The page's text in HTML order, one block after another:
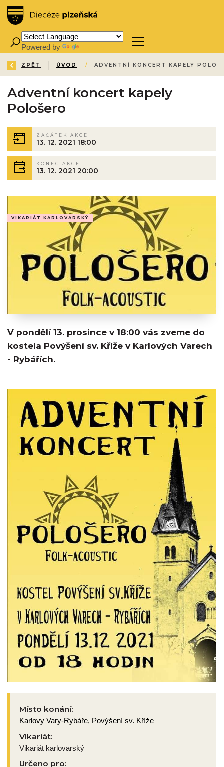
Powered by
ZPĚT ÚVOD / ADVENTNÍ KONCERT KAPELY
Adventní koncert kapely
Pološero
ZAČÁTEK AKCE
13. 12. 2021 18:00
KONEC AKCE
13. 12. 2021 20:00
VIKARIÁT KARLOVARSKÝ
V pondělí 13. prosince v 18:00 vás zveme do
kostela Povýšení sv. Kříže v Karlových Varech
- Rybářích.
Místo konání:
Karlovy Vary-Rybáře, Povýšení sv. Kříže
Vikariát:
Vikariát karlovarský
Určeno pro: